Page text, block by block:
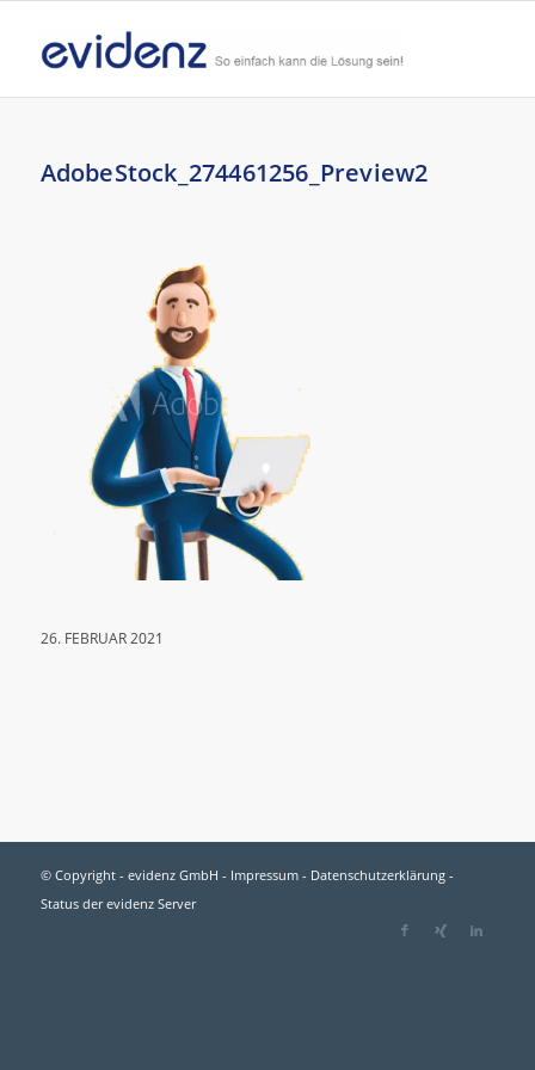
AdobeStock_274461256_Preview2
26. FEBRUAR 2021
© Copyright - evidenz GmbH - Impressum- Datenschutzerklärung-
Status der evidenz Server